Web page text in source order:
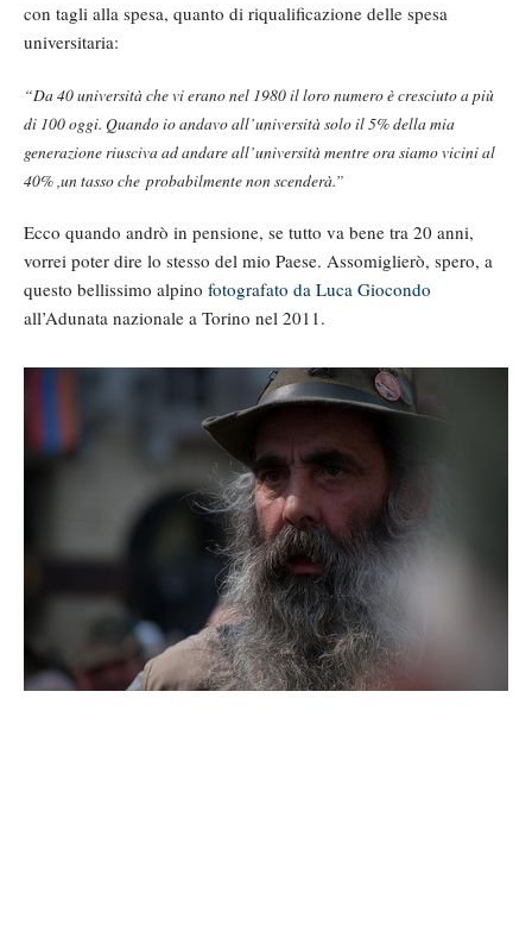
con tagli alla spesa, quanto di riqualificazione delle spesa
universitaria:
“Da 40 università che vi erano nel 1980 il loro numero è cresciuto a più
di 100 oggi. Quando io andavo all’università solo il 5% della mia
generazione riusciva ad andare all’università mentre ora siamo vicini al
40% ,un tasso che probabilmente non scenderà.”
Ecco quando andrò in pensione, se tutto va bene tra 20 anni,
vorrei poter dire lo stesso del mio Paese. Assomiglierò, spero, a
questo bellissimo alpino fotografato da Luca Giocondo
all’Adunata nazionale a Torino nel 2011.